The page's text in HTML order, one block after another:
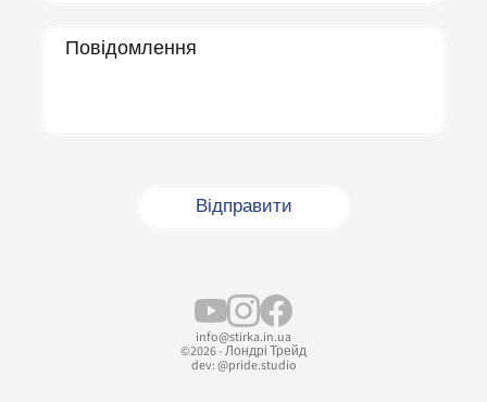
info@stirka.in.ua
©2026 - Лондрі Трейд
dev:@pride.studio